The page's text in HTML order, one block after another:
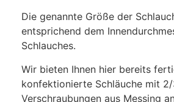
Die genannte Größe der
entsprichend dem
Schlauches.
Wir bieten Ihnen hier bereits
konfektionierte Schläuche mit
Verschraubungen aus Messing